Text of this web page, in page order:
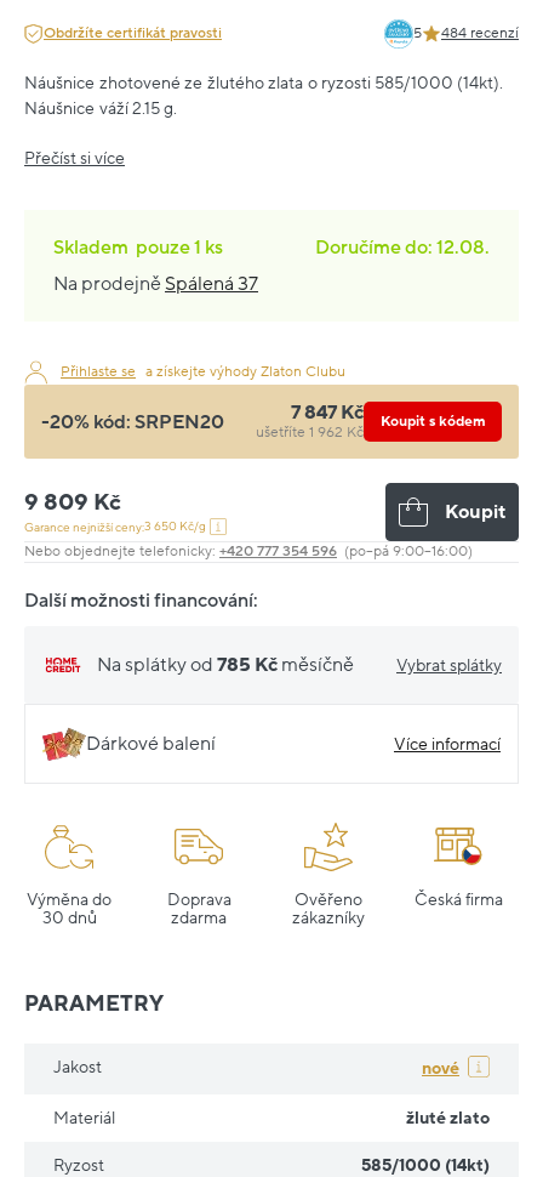
Obdržíte certifikát pravosti 5 484 recenzí
Náušnice zhotovené ze žlutého zlata o ryzosti 585/1000 (14kt).
Náušnice váží 2.15 g.
Přečíst si více
Skladem pouze1 ks
Doručíme do: 12.08.
Na prodejně Spálená 37
Přihlaste se a získejte výhody Zlaton Clubu
-20% kód: SRPEN20 7 847 Kč
ušetříte 1 962 Kč
Koupit s kódem
9 809 Kč
Garance nejnižší ceny:3 650 Kč/g
Koupit
Nebo objednejte telefonicky: +420 777 354 596 (po–pá 9:00–16:00)
Další možnosti financování:
Na splátky od 785 Kč měsíčně Vybrat splátky
Dárkové balení Více informací
Výměna do
30 dnů
Doprava
zdarma
Ověřeno
zákazníky
Česká firma
PARAMETRY
Jakost nové
Materiál žluté zlato
Ryzost 585/1000 (14kt)